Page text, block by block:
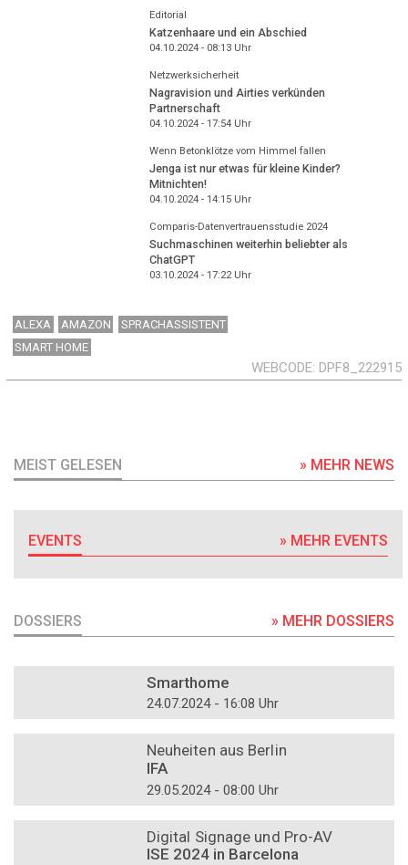
Editorial
Katzenhaare und ein Abschied
04.10.2024 - 08:13Uhr
Netzwerksicherheit
Nagravision und Airties verkünden
Partnerschaft
04.10.2024 - 17:54Uhr
Wenn Betonklötze vom Himmel fallen
Jenga ist nur etwas für kleine Kinder?
Mitnichten!
04.10.2024 - 14:15Uhr
Comparis-Datenvertrauensstudie 2024
Suchmaschinen weiterhin beliebter als
ChatGPT
03.10.2024 - 17:22Uhr
ALEXA AMAZON
SPRACHASSISTENT
SMART HOME
WEBCODE DPF8_222915
MEIST GELESEN » MEHR NEWS
EVENTS » MEHR EVENTS
DOSSIERS » MEHR DOSSIERS
Smarthome
24.07.2024 - 16:08 Uhr
Neuheiten aus Berlin
IFA
29.05.2024 - 08:00 Uhr
Digital Signage und Pro-AV
ISE 2024 in Barcelona